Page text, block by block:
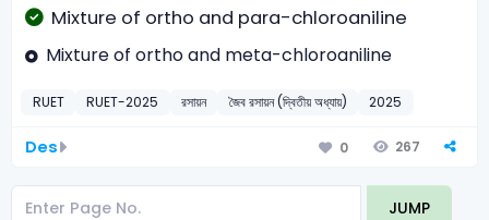
Mixture of ortho and para-chloroaniline
Mixture of ortho and meta-chloroaniline
RUET RUET-2025 রসায়ন জৈব রসায়ন (দ্বিতীয় অধ্যায়) 2025
Des 0 267
JUMP